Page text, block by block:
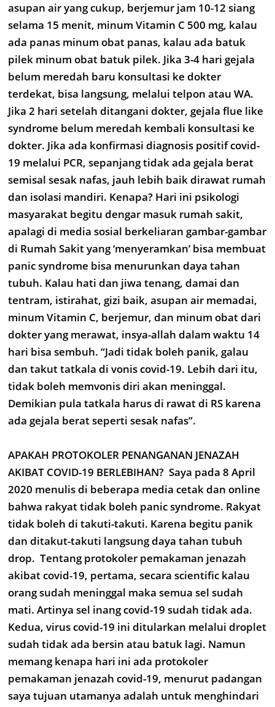
asupan air yang cukup, berjemur jam 10-12 siang
selama 15 menit, minum Vitamin C 500 mg, kalau
ada panas minum obat panas, kalau ada batuk
pilek minum obat batuk pilek. Jika 3-4 hari gejala
belum meredah baru konsultasi ke dokter
terdekat, bisa langsung, melalui telpon atau WA.
Jika 2 hari setelah ditangani dokter, gejala flue like
syndrome belum meredah kembali konsultasi ke
dokter. Jika ada konfirmasi diagnosis positif covid-
19 melalui PCR, sepanjang tidak ada gejala berat
semisal sesak nafas, jauh lebih baik dirawat rumah
dan isolasi mandiri. Kenapa? Hari ini psikologi
masyarakat begitu dengar masuk rumah sakit,
apalagi di media sosial berkeliaran gambar-gambar
di Rumah Sakit yang ‘menyeramkan’ bisa membuat
panic syndrome bisa menurunkan daya tahan
tubuh. Kalau hati dan jiwa tenang, damai dan
tentram, istirahat, gizi baik, asupan air memadai,
minum Vitamin C, berjemur, dan minum obat dari
dokter yang merawat, insya-allah dalam waktu 14
hari bisa sembuh. “Jadi tidak boleh panik, galau
dan takut tatkala di vonis covid-19. Lebih dari itu,
tidak boleh memvonis diri akan meninggal.
Demikian pula tatkala harus di rawat di RS karena
ada gejala berat seperti sesak nafas”.
APAKAH PROTOKOLER PENANGANAN JENAZAH
AKIBAT COVID-19 BERLEBIHAN? Saya pada 8 April
2020 menulis di beberapa media cetak dan online
bahwa rakyat tidak boleh panic syndrome. Rakyat
tidak boleh di takuti-takuti. Karena begitu panik
dan ditakut-takuti langsung daya tahan tubuh
drop. Tentang protokoler pemakaman jenazah
akibat covid-19, pertama, secara scientific kalau
orang sudah meninggal maka semua sel sudah
mati. Artinya sel inang covid-19 sudah tidak ada.
Kedua, virus covid-19 ini ditularkan melalui droplet
sudah tidak ada bersin atau batuk lagi. Namun
memang kenapa hari ini ada protokoler
pemakaman jenazah covid-19, menurut padangan
saya tujuan utamanya adalah untuk menghindari